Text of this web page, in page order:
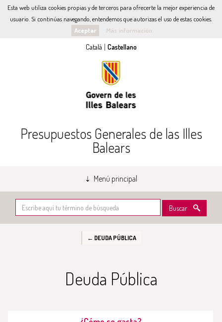
Esta web utiliza cookies propias y de terceros para ofrecerte la mejor experiencia de
usuario. Si continúas navegando, entendemos que autorizas el uso de estas cookies.
Aceptar
Más información
Presupuestos Generales de las Illes
Balears
Menú principal
Buscar
← DEUDA PÚBLICA
Deuda Pública